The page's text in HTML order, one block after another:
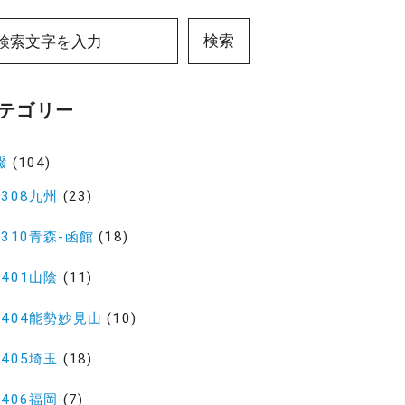
検索
ゴリー
(104)
九州 (23)
青森-函館 (18)
山陰 (11)
能勢妙見山 (10)
埼玉 (18)
福岡 (7)